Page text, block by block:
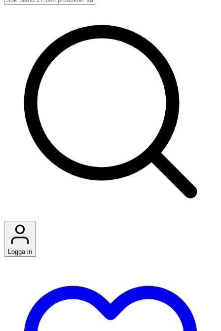
Logga in